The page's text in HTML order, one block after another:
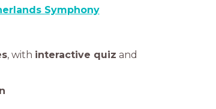
Symphony
, with interactive quiz and